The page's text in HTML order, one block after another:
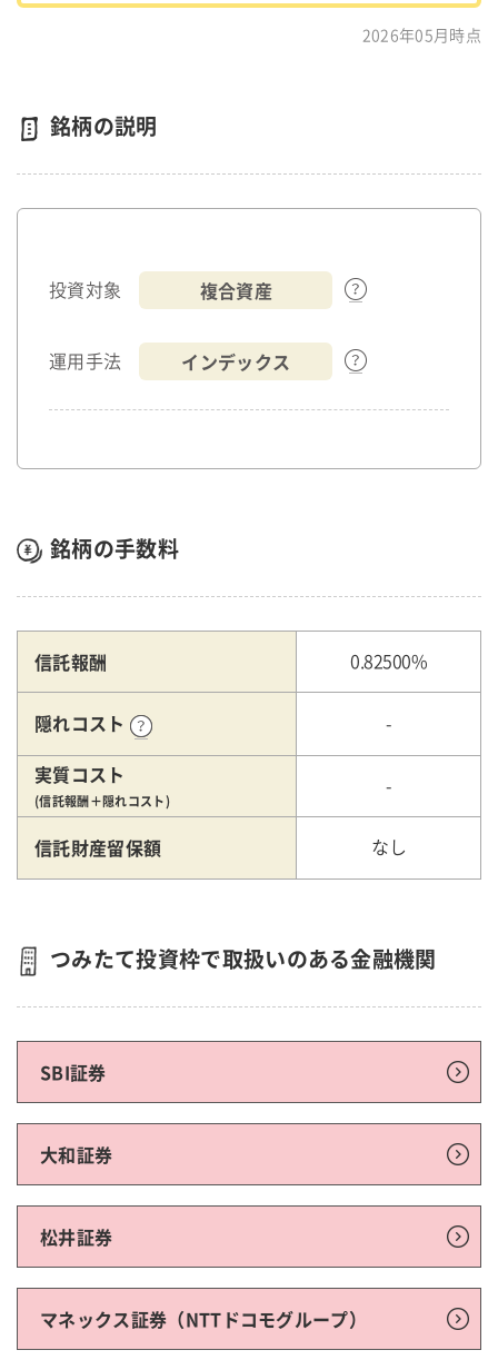
2026年05月時点
銘柄の説明
投資対象 複合資産
運用手法 インデックス
銘柄の手数料
信託報酬 0.82500%
隠れコスト -
実質コスト
(信託報酬＋隠れコスト)
-
信託財産留保額 なし
つみたて投資枠で取扱いのある金融機関
SBI証券
大和証券
松井証券
マネックス証券（NTTドコモグループ）